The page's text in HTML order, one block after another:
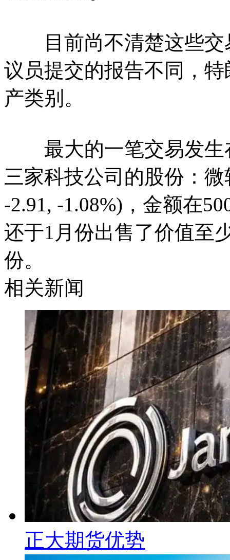
目前尚不清楚这些交
议员提交的报告不同，
产类别。
最大的一笔交易发生
三家科技公司的股份：
-2.91, -1.08%)，金额在
还于1月份出售了价值至
份。
相关新闻
正大期货优势